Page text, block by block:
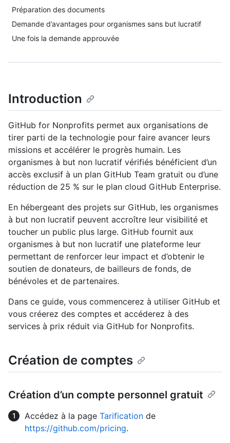
Préparation des documents
Demande d’avantages pour organismes sans but lucratif
Une fois la demande approuvée
Introduction
GitHub for Nonprofits permet aux organisations de
tirer parti de la technologie pour faire avancer leurs
missions et accélérer le progrès humain. Les
organismes à but non lucratif vérifiés bénéficient d’un
accès exclusif à un plan GitHub Team gratuit ou d’une
réduction de 25 % sur le plan cloud GitHub Enterprise.
En hébergeant des projets sur GitHub, les organismes
à but non lucratif peuvent accroître leur visibilité et
toucher un public plus large. GitHub fournit aux
organismes à but non lucratif une plateforme leur
permettant de renforcer leur impact et d’obtenir le
soutien de donateurs, de bailleurs de fonds, de
bénévoles et de partenaires.
Dans ce guide, vous commencerez à utiliser GitHub et
vous créerez des comptes et accéderez à des
services à prix réduit via GitHub for Nonprofits.
Création de comptes
Création d’un compte personnel gratuit
Accédez à la page Tarification de
https://github.com/pricing.